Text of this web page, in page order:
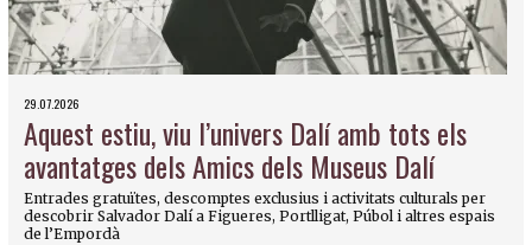
29.07.2026
Aquest estiu, viu l’univers Dalí amb tots els
avantatges dels Amics dels Museus Dalí
Entrades gratuïtes, descomptes exclusius i activitats culturals per
descobrir Salvador Dalí a Figueres, Portlligat, Púbol i altres espais
de l’Empordà